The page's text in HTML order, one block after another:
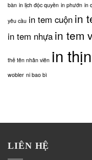
bàn in lịch độc quyền in phướn in
yêu cầu in tem cuộn in
in tem nhựa in tem
thẻ tên nhân viên in
wobler ni bao bì
LIÊN HỆ